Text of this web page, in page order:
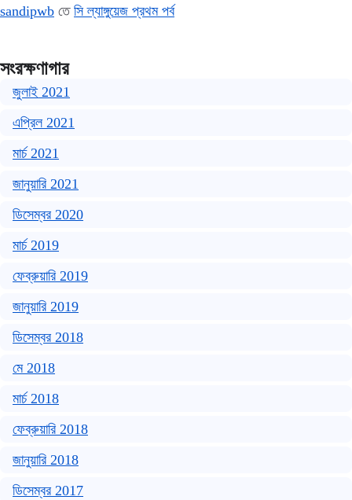
sandipwb তে সি ল্যাঙ্গুয়েজ প্রথম পর্ব
সংরক্ষণাগার
জুলাই 2021
এপ্রিল 2021
মার্চ 2021
জানুয়ারি 2021
ডিসেম্বর 2020
মার্চ 2019
ফেব্রুয়ারি 2019
জানুয়ারি 2019
ডিসেম্বর 2018
মে 2018
মার্চ 2018
ফেব্রুয়ারি 2018
জানুয়ারি 2018
ডিসেম্বর 2017